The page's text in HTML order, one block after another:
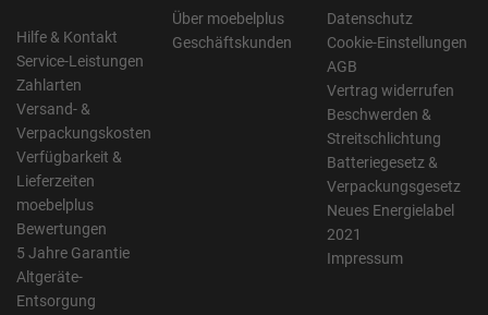
Hilfe & Kontakt
Service-Leistungen
Zahlarten
Versand- &
Verpackungskosten
Verfügbarkeit &
Lieferzeiten
moebelplus
Bewertungen
5 Jahre Garantie
Altgeräte-
Entsorgung
Über moebelplus
Geschäftskunden
Datenschutz
Cookie-Einstellungen
AGB
Vertrag widerrufen
Beschwerden &
Streitschlichtung
Batteriegesetz &
Verpackungsgesetz
Neues Energielabel
2021
Impressum